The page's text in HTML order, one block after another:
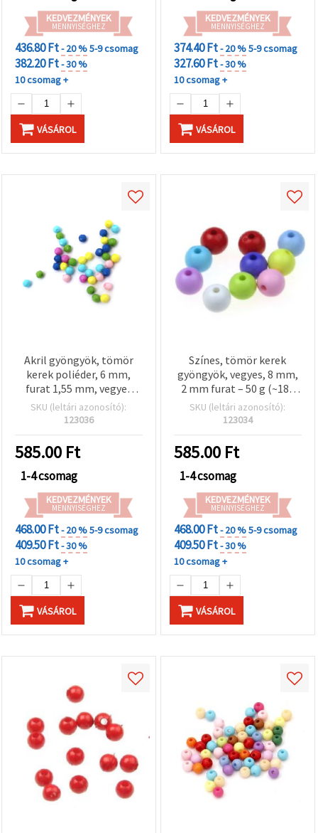
KEDVEZMÉNYEK
MENNYISÉGHEZ
436.80 Ft- 20 %5-9 csomag
382.20 Ft- 30 %
10 csomag +
VÁSÁROL
KEDVEZMÉNYEK
MENNYISÉGHEZ
374.40 Ft- 20 %5-9 csomag
327.60 Ft- 30 %
10 csomag +
VÁSÁROL
Akril gyöngyök, tömör
kerek poliéder, 6 mm,
furat 1,55 mm, vegyes
színek, 50 g (~470 db)
SKU (leltári azonosító):
123036
585.00 Ft
1-4 csomag
KEDVEZMÉNYEK
MENNYISÉGHEZ
468.00 Ft- 20 %5-9 csomag
409.50 Ft- 30 %
10 csomag +
VÁSÁROL
Színes, tömör kerek
gyöngyök, vegyes, 8 mm,
2 mm furat – 50 g (~180
db), játékos karkötőkhöz
és kreatív
SKU (leltári azonosító):
123034
585.00 Ft
1-4 csomag
KEDVEZMÉNYEK
MENNYISÉGHEZ
468.00 Ft- 20 %5-9 csomag
409.50 Ft- 30 %
10 csomag +
VÁSÁROL